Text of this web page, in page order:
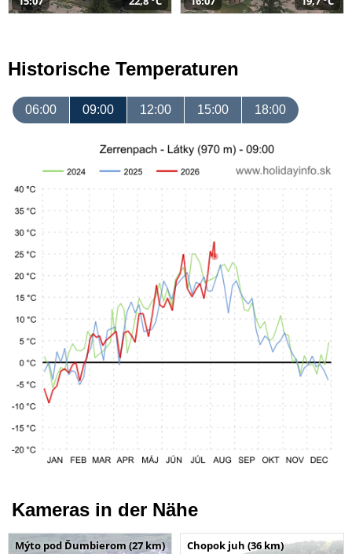
Historische Temperaturen
06:00 09:00 12:00 15:00 18:00
Kameras in der Nähe
Mýto pod Ďumbierom (27 km) Chopok juh (36 km)